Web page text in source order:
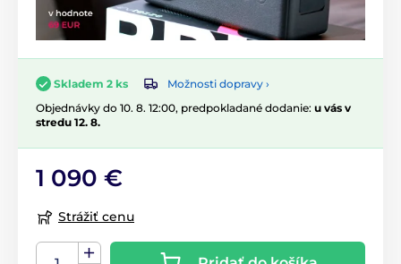
Skladem 2 ks
Možnosti dopravy ›
Objednávky do 10. 8. 12:00, predpokladané dodanie: u vás v
stredu 12. 8.
1 090 €
Strážiť cenu